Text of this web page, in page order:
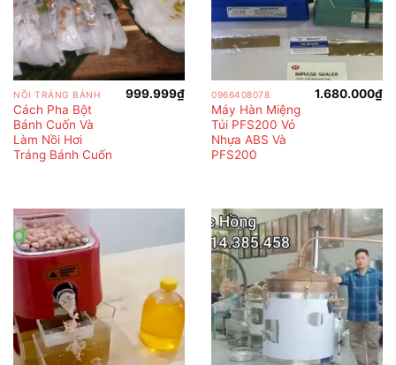
NỒI TRÁNG BÁNH
Cách Pha Bột
Bánh Cuốn Và
Làm Nồi Hơi
Tráng Bánh Cuốn
999.999₫ 0966408078
Máy Hàn Miệng
Túi PFS200 Vỏ
Nhựa ABS Và
PFS200
1.680.000₫